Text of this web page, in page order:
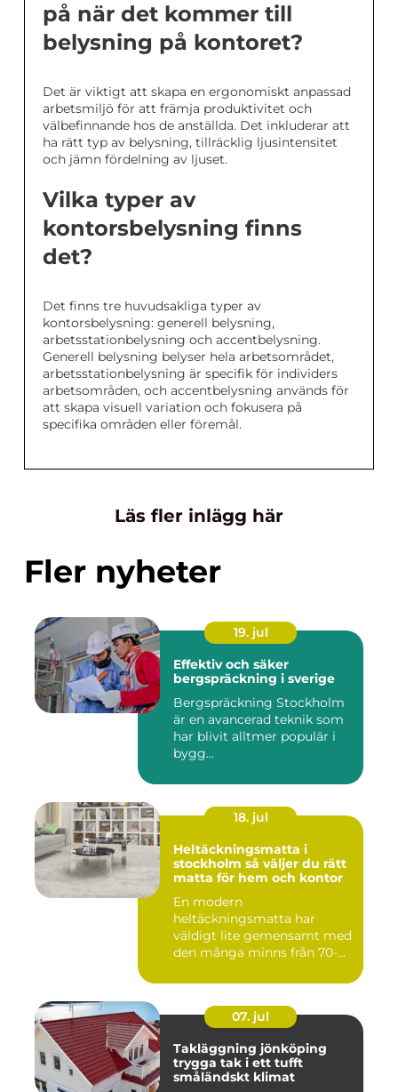
på när det kommer till
belysning på kontoret?
Det är viktigt att skapa en ergonomiskt anpassad
arbetsmiljö för att främja produktivitet och
välbefinnande hos de anställda. Det inkluderar att
ha rätt typ av belysning, tillräcklig ljusintensitet
och jämn fördelning av ljuset.
Vilka typer av
kontorsbelysning finns
det?
Det finns tre huvudsakliga typer av
kontorsbelysning: generell belysning,
arbetsstationbelysning och accentbelysning.
Generell belysning belyser hela arbetsområdet,
arbetsstationbelysning är specifik för individers
arbetsområden, och accentbelysning används för
att skapa visuell variation och fokusera på
specifika områden eller föremål.
Läs fler inlägg här
Fler nyheter
19. jul
Effektiv och säker
bergspräckning i sverige
Bergspräckning Stockholm
är en avancerad teknik som
har blivit alltmer populär i
bygg...
18. jul
Heltäckningsmatta i
stockholm så väljer du rätt
matta för hem och kontor
En modern
heltäckningsmatta har
väldigt lite gemensamt med
den många minns från 70-
07. jul
Takläggning jönköping
trygga tak i ett tufft
småländskt klimat